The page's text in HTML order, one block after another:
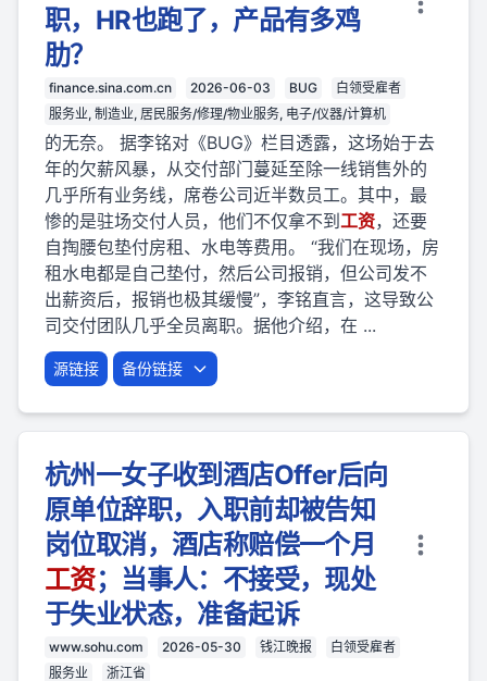
职，HR也跑了，产品有多鸡
肋？
finance.sina.com.cn 2026-06-03 BUG
白领受雇者
服务业, 制造业, 居民服务/修理/物业服务, 电子/仪器/计算机
的无奈。 据李铭对《BUG》栏目透露，这场始于去
年的欠薪风暴，从交付部门蔓延至除一线销售外的
几乎所有业务线，席卷公司近半数员工。其中，最
惨的是驻场交付人员，他们不仅拿不到 工资，还要
自掏腰包垫付房租、水电等费用。 “我们在现场，房
租水电都是自己垫付，然后公司报销，但公司发不
出薪资后，报销也极其缓慢”，李铭直言，这导致公
司交付团队几乎全员离职。据他介绍，在 ...
源链接 备份链接
杭州一女子收到酒店Offer后向
原单位辞职，入职前却被告知
岗位取消，酒店称赔偿一个月
工资；当事人：不接受，现处
于失业状态，准备起诉
www.sohu.com 2026-05-30 钱江晚报
白领受雇者
服务业
浙江省